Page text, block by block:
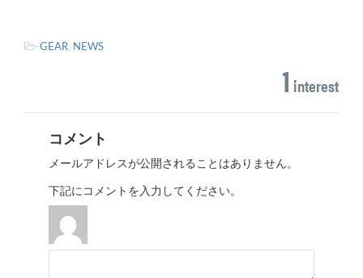
-GEAR, NEWS
1 interest
コメント
メールアドレスが公開されることはありません。
下記にコメントを入力してください。